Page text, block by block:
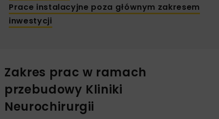
Prace instalacyjne poza głównym zakresem
inwestycji
Zakres prac w ramach
przebudowy Kliniki
Neurochirurgii